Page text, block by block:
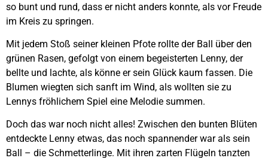
so bunt und rund, dass er nicht anders konnte, als vor Freude
im Kreis zu springen.
Mit jedem Stoß seiner kleinen Pfote rollte der Ball über den
grünen Rasen, gefolgt von einem begeisterten Lenny, der
bellte und lachte, als könne er sein Glück kaum fassen. Die
Blumen wiegten sich sanft im Wind, als wollten sie zu
Lennys fröhlichem Spiel eine Melodie summen.
Doch das war noch nicht alles! Zwischen den bunten Blüten
entdeckte Lenny etwas, das noch spannender war als sein
Ball – die Schmetterlinge. Mit ihren zarten Flügeln tanzten